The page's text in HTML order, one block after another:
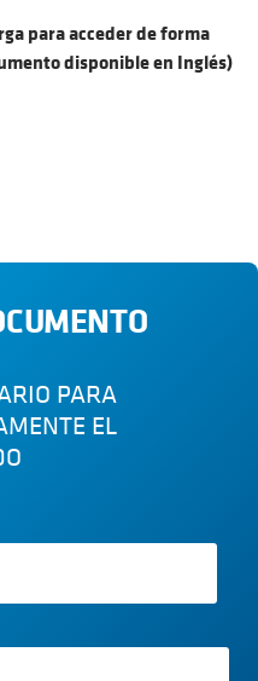
para acceder de forma
disponible en Inglés)
PARA
EL